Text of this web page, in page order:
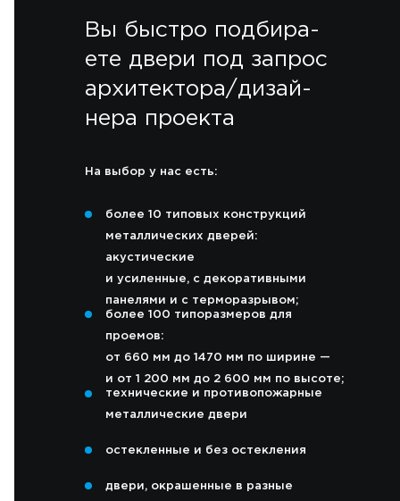
Вы быстро подбира-
ете двери под запрос
архитектора/дизай-
нера проекта
На выбор у нас есть:
более 10 типовых конструкций
металлических дверей:
акустические
и усиленные, с декоративными
панелями и с терморазрывом;
более 100 типоразмеров для
проемов:
от 660 мм до 1470 мм по ширине —
и от 1 200 мм до 2 600 мм по высоте;
технические и противопожарные
металлические двери
остекленные и без остекления
двери, окрашенные в разные